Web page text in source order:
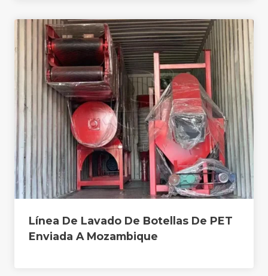
Línea De Lavado De Botellas De PET
Enviada A Mozambique